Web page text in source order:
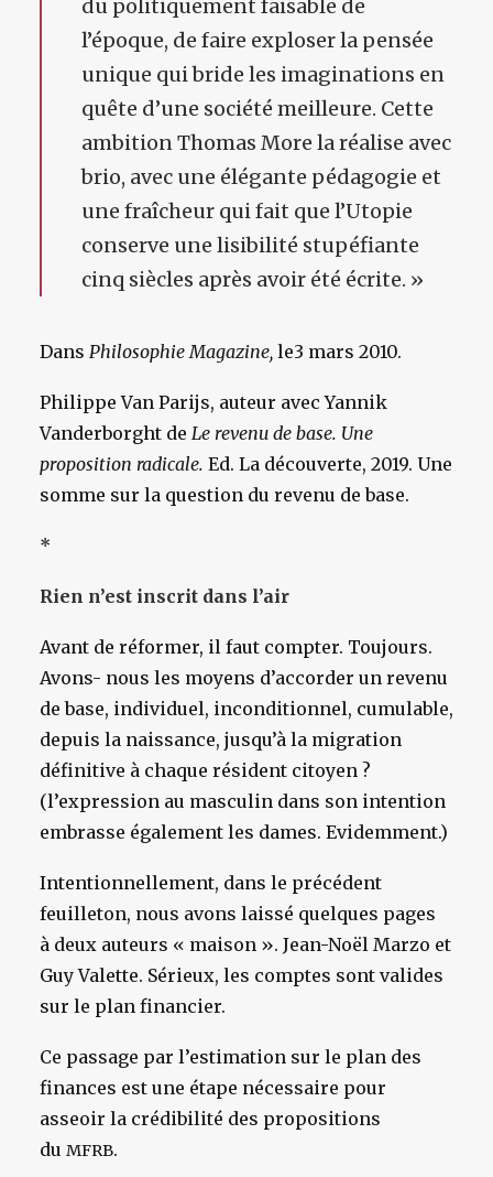
du politiquement faisable de
l’époque, de faire exploser la pensée
unique qui bride les imaginations en
quête d’une société meilleure. Cette
ambition Thomas More la réalise avec
brio, avec une élégante pédagogie et
une fraîcheur qui fait que l’Utopie
conserve une lisibilité stupéfiante
cinq siècles après avoir été écrite. »
Dans Philosophie Magazine, le3 mars 2010.
Philippe Van Parijs, auteur avec Yannik
Vanderborght de Le revenu de base. Une
proposition radicale. Ed. La découverte, 2019. Une
somme sur la question du revenu de base.
*
Rien n’est inscrit dans l’air
Avant de réformer, il faut compter. Toujours.
Avons- nous les moyens d’accorder un revenu
de base, individuel, inconditionnel, cumulable,
depuis la naissance, jusqu’à la migration
définitive à chaque résident citoyen ?
(l’expression au masculin dans son intention
embrasse également les dames. Evidemment.)
Intentionnellement, dans le précédent
feuilleton, nous avons laissé quelques pages
à deux auteurs « maison ». Jean-Noël Marzo et
Guy Valette. Sérieux, les comptes sont valides
sur le plan financier.
Ce passage par l’estimation sur le plan des
finances est une étape nécessaire pour
asseoir la crédibilité des propositions
du MFRB.